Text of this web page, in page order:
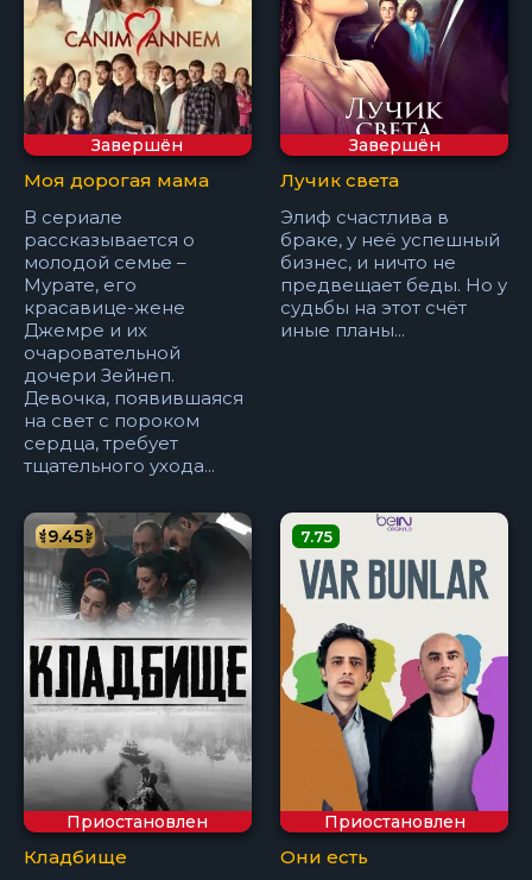
Завершён
Моя дорогая мама
В сериале
рассказывается о
молодой семье –
Мурате, его
красавице-жене
Джемре и их
очаровательной
дочери Зейнеп.
Девочка, появившаяся
на свет с пороком
сердца, требует
тщательного ухода...
Завершён
Лучик света
Элиф счастлива в
браке, у неё успешный
бизнес, и ничто не
предвещает беды. Но у
судьбы на этот счёт
иные планы...
Приостановлен
9.45
Кладбище
Приостановлен
7.75
Они есть